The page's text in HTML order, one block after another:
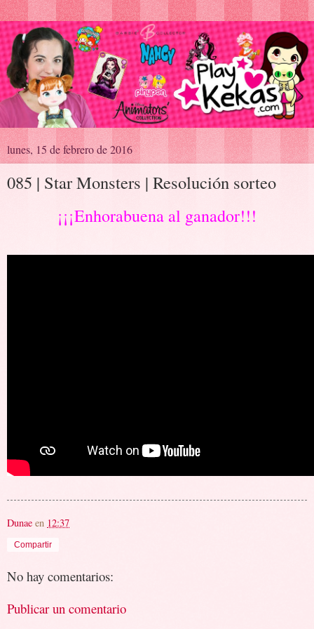
lunes, 15 de febrero de 2016
085 | Star Monsters | Resolución sorteo
¡¡¡Enhorabuena al ganador!!!
Dunae en 12:37
Compartir
No hay comentarios:
Publicar un comentario